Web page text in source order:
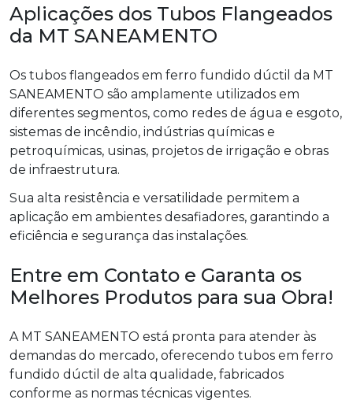
Aplicações dos Tubos Flangeados
da MT SANEAMENTO
Os tubos flangeados em ferro fundido dúctil da MT
SANEAMENTO são amplamente utilizados em
diferentes segmentos, como redes de água e esgoto,
sistemas de incêndio, indústrias químicas e
petroquímicas, usinas, projetos de irrigação e obras
de infraestrutura.
Sua alta resistência e versatilidade permitem a
aplicação em ambientes desafiadores, garantindo a
eficiência e segurança das instalações.
Entre em Contato e Garanta os
Melhores Produtos para sua Obra!
A MT SANEAMENTO está pronta para atender às
demandas do mercado, oferecendo tubos em ferro
fundido dúctil de alta qualidade, fabricados
conforme as normas técnicas vigentes.